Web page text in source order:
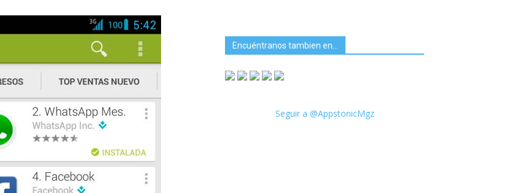
Encuéntranos tambien en…
Seguir a @AppstonicMgz